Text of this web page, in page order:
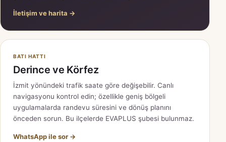
İletişim ve harita →
BATI HATTI
Derince ve Körfez
İzmit yönündeki trafik saate göre değişebilir. Canlı
navigasyonu kontrol edin; özellikle geniş bölgeli
uygulamalarda randevu süresini ve dönüş planını
önceden sorun. Bu ilçelerde EVAPLUS şubesi bulunmaz.
WhatsApp ile sor →